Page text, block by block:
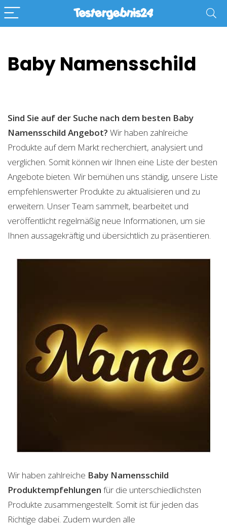
Baby Namensschild
Sind Sie auf der Suche nach dem besten Baby
Namensschild Angebot? Wir haben zahlreiche
Produkte auf dem Markt recherchiert, analysiert und
verglichen. Somit können wir Ihnen eine Liste der besten
Angebote bieten. Wir bemühen uns ständig, unsere Liste
empfehlenswerter Produkte zu aktualisieren und zu
erweitern. Unser Team sammelt, bearbeitet und
veröffentlicht regelmäßig neue Informationen, um sie
Ihnen aussagekräftig und übersichtlich zu präsentieren.
Wir haben zahlreiche Baby Namensschild
Produktempfehlungen für die unterschiedlichsten
Produkte zusammengestellt. Somit ist für jeden das
Richtige dabei. Zudem wurden alle